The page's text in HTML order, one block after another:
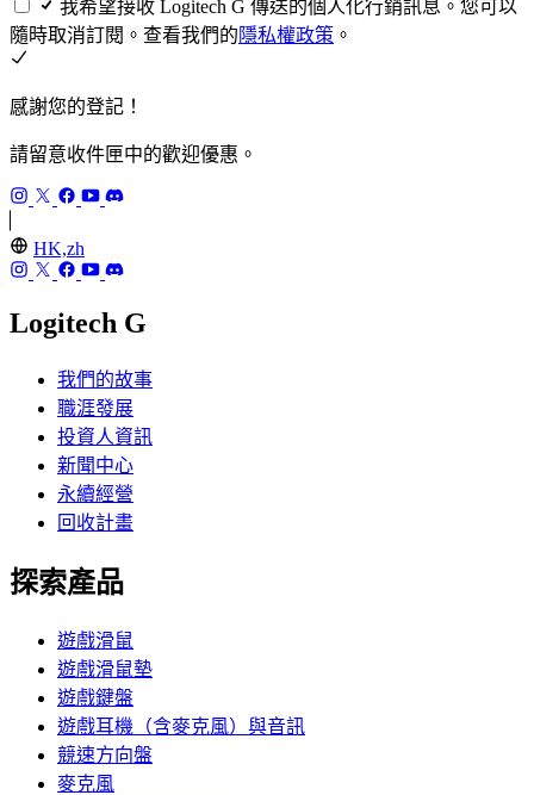
我希望接收 Logitech G 傳送的個人化行銷訊息。您可以
隨時取消訂閱。查看我們的隱私權政策 。
感謝您的登記！
請留意收件匣中的歡迎優惠。
HK,zh
Logitech G
我們的故事
職涯發展
投資人資訊
新聞中心
永續經營
回收計畫
探索產品
遊戲滑鼠
遊戲滑鼠墊
遊戲鍵盤
遊戲耳機（含麥克風）與音訊
競速方向盤
麥克風